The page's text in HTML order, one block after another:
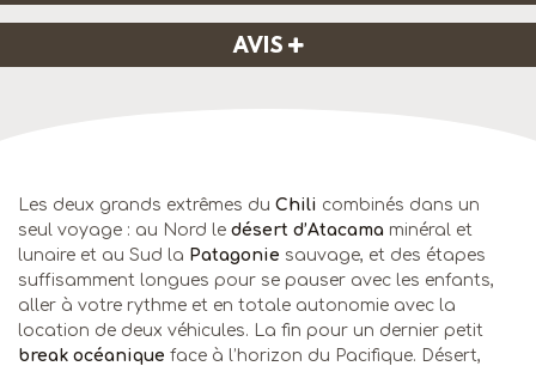
AVIS
Les deux grands extrêmes du Chili combinés dans un
seul voyage : au Nord le désert d’Atacama minéral et
lunaire et au Sud la Patagonie sauvage, et des étapes
suffisamment longues pour se pauser avec les enfants,
aller à votre rythme et en totale autonomie avec la
location de deux véhicules. La fin pour un dernier petit
break océanique face à l’horizon du Pacifique. Désert,